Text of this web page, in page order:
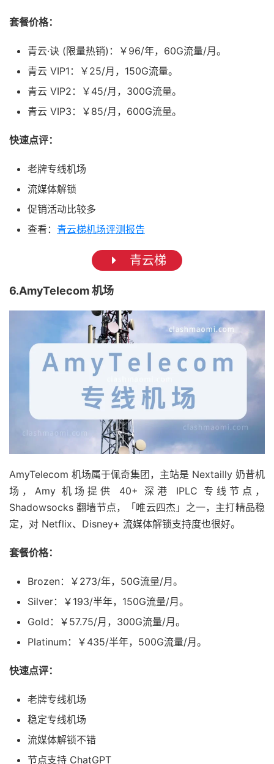
套餐价格：
青云·诀 (限量热销)：￥96/年，60G流量/月。
青云 VIP1：￥25/月，150G流量。
青云 VIP2：￥45/月，300G流量。
青云 VIP3：￥85/月，600G流量。
快速点评：
老牌专线机场
流媒体解锁
促销活动比较多
查看： 青云梯机场评测报告
青云梯
6.AmyTelecom 机场
AmyTelecom 机场属于佩奇集团，主站是 Nextailly 奶昔机
场，Amy 机场提供 40+ 深港 IPLC 专线节点，
Shadowsocks 翻墙节点，「唯云四杰」之一，主打精品稳
定，对 Netflix、Disney+ 流媒体解锁支持度也很好。
套餐价格：
Brozen：￥273/年，50G流量/月。
Silver：￥193/半年，150G流量/月。
Gold：￥57.75/月，300G流量/月。
Platinum：￥435/半年，500G流量/月。
快速点评：
老牌专线机场
稳定专线机场
流媒体解锁不错
节点支持 ChatGPT